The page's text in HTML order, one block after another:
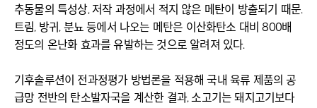
추동물의 특성상, 저작 과정에서 적지 않은 메탄이 방출되기 때문.
트림, 방귀, 분뇨 등에서 나오는 메탄은 이산화탄소 대비 800배
정도의 온난화 효과를 유발하는 것으로 알려져 있다.
기후솔루션이 전과정평가 방법론을 적용해 국내 육류 제품의 공
급망 전반의 탄소발자국을 계산한 결과, 소고기는 돼지고기보다